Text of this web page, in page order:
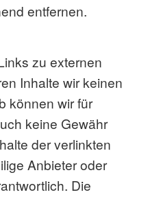
entfernen.
zu externen
Inhalte wir keinen
können wir für
keine Gewähr
der verlinkten
Anbieter oder
Die